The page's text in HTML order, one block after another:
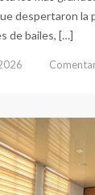
despertaron la
de bailes, […]